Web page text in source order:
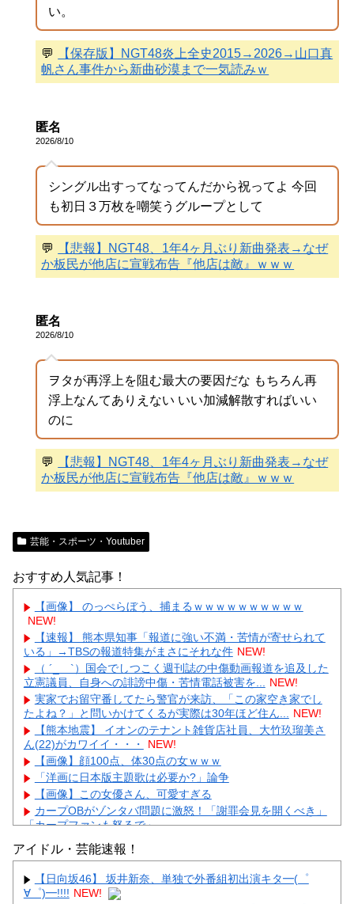
い。
💬
【保存版】NGT48炎上全史2015→2026→山口真
帆さん事件から新曲砂漠まで一気読みｗ
匿名
2026/8/10
シングル出すってなってんだから祝ってよ 今回
も初日３万枚を嘲笑うグループとして
💬
【悲報】NGT48、1年4ヶ月ぶり新曲発表→なぜ
か板民が他店に宣戦布告『他店は敵』ｗｗｗ
匿名
2026/8/10
ヲタが再浮上を阻む最大の要因だな もちろん再
浮上なんてありえない いい加減解散すればいい
のに
💬
【悲報】NGT48、1年4ヶ月ぶり新曲発表→なぜ
か板民が他店に宣戦布告『他店は敵』ｗｗｗ
芸能・スポーツ・Youtuber
おすすめ人気記事！
【画像】 のっぺらぼう、捕まるｗｗｗｗｗｗｗｗｗｗ
NEW!
【速報】 熊本県知事「報道に強い不満・苦情が寄せられて
いる」→TBSの報道特集がまさにそれな件 NEW!
（ ´_ゝ`）国会でしつこく週刊誌の中傷動画報道を追及した
立憲議員、自身への誹謗中傷・苦情電話被害を...
NEW!
実家でお留守番してたら警官が来訪、「この家空き家でし
たよね？」と問いかけてくるが実際は30年ほど住ん...
NEW!
【熊本地震】 イオンのテナント雑貨店社員、大竹玖瑠美さ
ん(22)がカワイイ・・・
NEW!
【画像】顔100点、体30点の女ｗｗｗ
「洋画に日本版主題歌は必要か?」論争
【画像】この女優さん、可愛すぎる
カープOBがゾンタバ問題に激怒！「謝罪会見を開くべき」
「カープファンも怒るで」
【画像】顔100点、体30点の女ｗｗｗ
アイドル・芸能速報！
【日向坂46】 坂井新奈、単独で外番組初出演キタ━(゜
∀゜)━!!!! NEW!